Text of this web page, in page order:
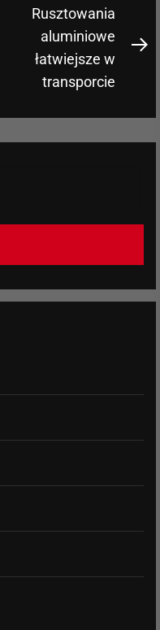
Rusztowania
aluminiowe
łatwiejsze w
transporcie